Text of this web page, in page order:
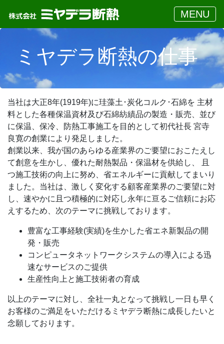
MENU
ミヤデラ断熱の仕事
当社は大正8年(1919年)に珪藻土･炭化コルク･石綿を 主材
料とした各種保温資材及び石綿紡績品の製造・販売、並び
に保温、保冷、防熱工事施工を目的として初代社長 宮寺
良寛の創業により発足しました。
創業以来、我が国のあらゆる産業界のご要望におこたえし
て創意を生かし、優れた耐熱製品・保温材を供給し、 且
つ施工技術の向上に努め、省エネルギーに貢献してまいり
ました。当社は、激しく変化する顧客産業界のご要望に対
し、速やかに且つ積極的に対応し永年に亘るご信頼にお応
えするため、次のテーマに挑戦しております。
豊富な工事経験(実績)を生かした省エネ新製品の開
発・販売
コンピュータネットワークシステムの導入による迅
速なサービスのご提供
生産性向上と施工技術者の育成
以上のテーマに対し、全社一丸となって挑戦し一日も早く
お客様のご満足をいただけるミヤデラ断熱に成長したいと
念願しております。